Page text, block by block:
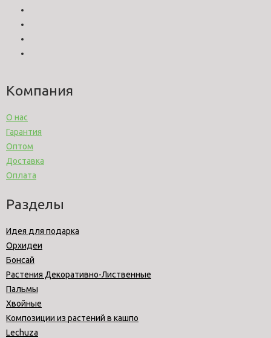
Компания
О нас
Гарантия
Оптом
Доставка
Оплата
Разделы
Идея для подарка
Орхидеи
Бонсай
Растения Декоративно-Лиственные
Пальмы
Хвойные
Композиции из растений в кашпо
Lechuza